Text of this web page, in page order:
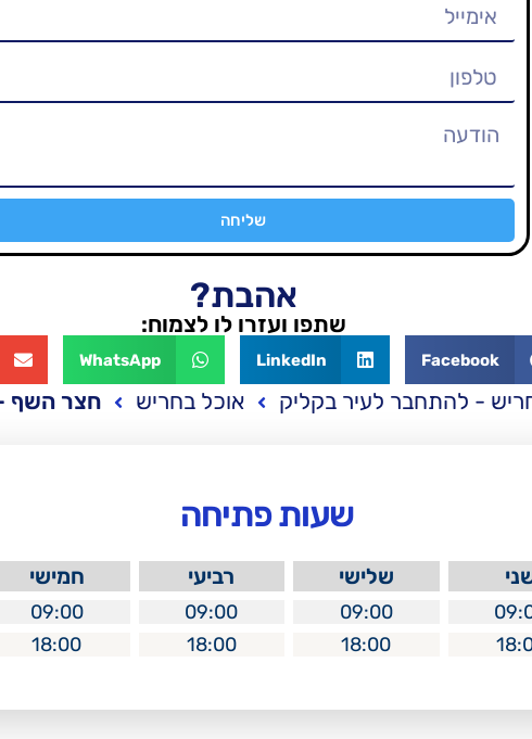
שליחה
אהבת?
שתפו ועזרו לו לצמוח:
Facebook
LinkedIn
WhatsApp
- להתחבר לעיר בקליק אוכל בחריש חצר השף
שעות פתיחה
שלישי רביעי חמישי
09:00
09:00
09:00
18:00
18:00
18:00